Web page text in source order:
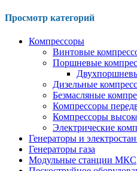
Просмотр категорий
Компрессоры
Винтовые
Поршневые
Дизельные
Безмасляные
Компрессоры
Компрессоры
Электрические
Генераторы и
Генераторы газа
Модульные станции МКС